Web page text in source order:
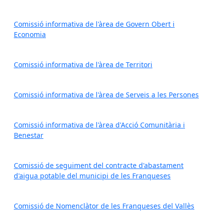
Comissió informativa de l'àrea de Govern Obert i
Economia
Comissió informativa de l'àrea de Territori
Comissió informativa de l'àrea de Serveis a les Persones
Comissió informativa de l'àrea d'Acció Comunitària i
Benestar
Comissió de seguiment del contracte d'abastament
d'aigua potable del municipi de les Franqueses
Comissió de Nomenclàtor de les Franqueses del Vallès